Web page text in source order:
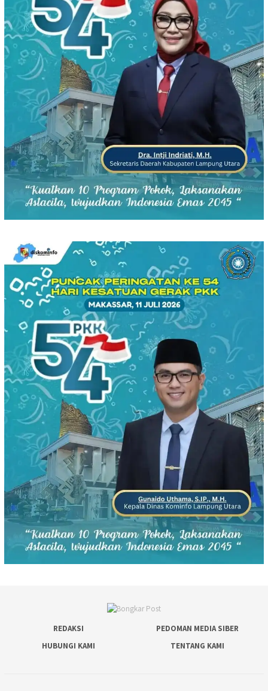
REDAKSI
PEDOMAN MEDIA SIBER
HUBUNGI KAMI
TENTANG KAMI